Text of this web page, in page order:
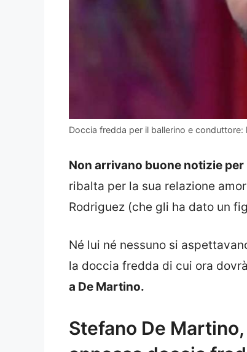
Doccia fredda per il ballerino e
Non arrivano buone notizie
ribalta per la sua relazione
Rodriguez (che gli ha dato un
Né lui né nessuno si
la doccia fredda di cui ora
a De Martino.
Stefano De